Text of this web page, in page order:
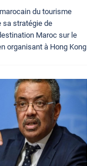
du tourisme
sa stratégie de
Maroc sur le
organisant à Hong Kong